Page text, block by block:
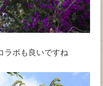
ラボも良いですね